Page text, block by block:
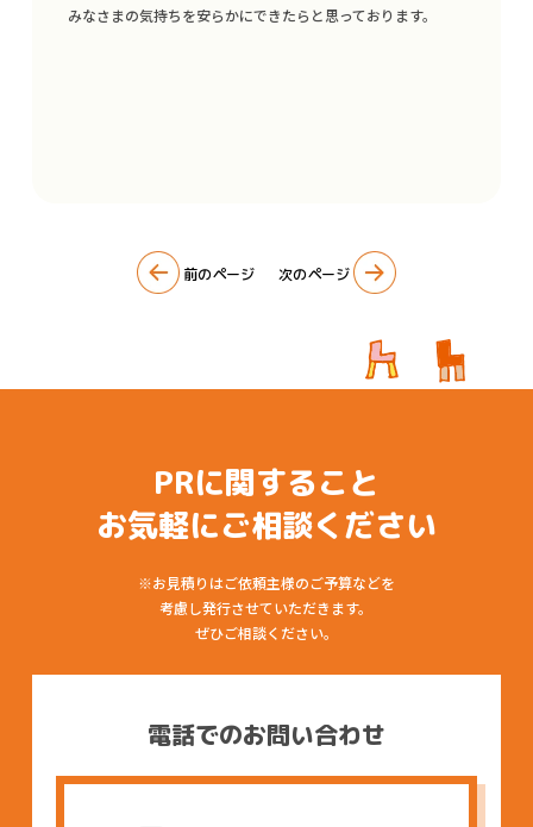
クリエイティブデザイン
サイン・看板
イベント企画
みなさまの気持ちを安らかにできたらと思っております。
前のページ 次のページ
PRに関すること
お気軽にご相談ください
※お見積りはご依頼主様のご予算などを
考慮し発行させていただきます。
ぜひご相談ください。
電話でのお問い合わせ